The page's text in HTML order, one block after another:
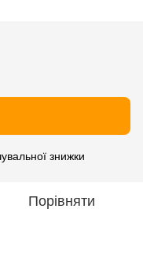
знижки
Порівняти